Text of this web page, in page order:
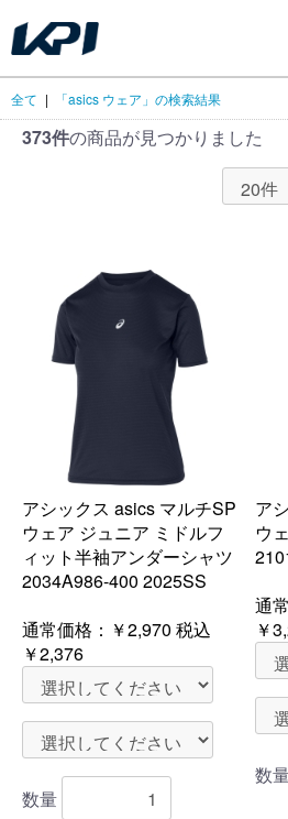
全て | 「asics ウェア」の検索結果
373件の商品が見つかりました
アシックス asics マルチSP
ウェア ジュニア ミドルフ
ィット半袖アンダーシャツ
2034A986-400 2025SS
通常価格： ￥2,970 税込
￥2,376
数量
ア
ウ
通
￥
数